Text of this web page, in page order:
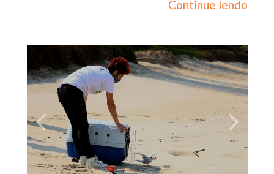
Continue lendo